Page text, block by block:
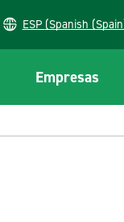
ESP (Spanish
Empresas